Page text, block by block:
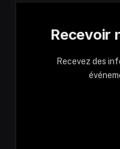
Recevoir
Recevez des